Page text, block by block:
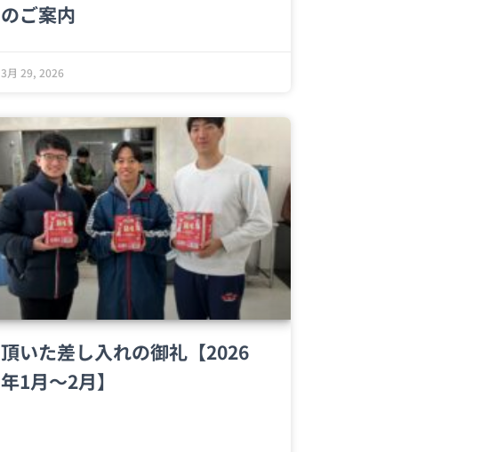
のご案内
3月 29, 2026
頂いた差し入れの御礼【2026
年1月～2月】